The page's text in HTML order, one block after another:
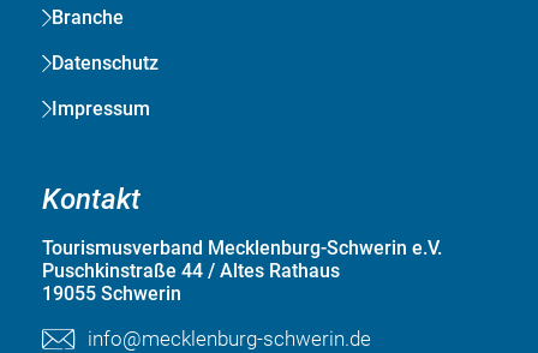
Branche
Datenschutz
Impressum
Kontakt
Tourismusverband Mecklenburg-Schwerin e.V.
Puschkinstraße 44 / Altes Rathaus
19055 Schwerin
info@mecklenburg-schwerin.de